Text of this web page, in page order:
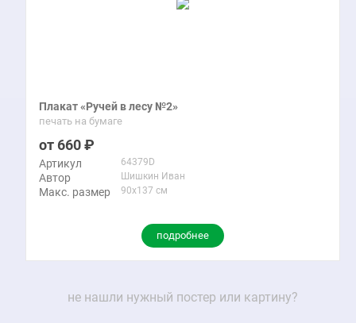
Плакат «Ручей в лесу №2»
печать на бумаге
660
Артикул 64379D
Автор Шишкин Иван
Макс. размер 90x137 см
подробнее
не нашли нужный постер или картину?